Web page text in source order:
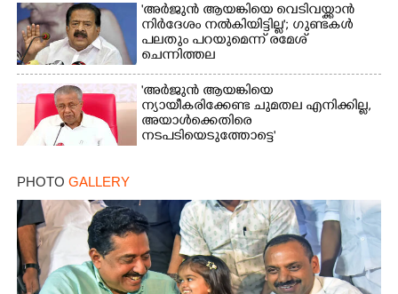
'അർജുൻ ആയങ്കിയെ വെടിവയ്ക്കാൻ
നിർദേശം നൽകിയിട്ടില്ല'; ഗുണ്ടകൾ
പലതും പറയുമെന്ന് രമേശ്
ചെന്നിത്തല
'അർജുൻ ആയങ്കിയെ
ന്യായീകരിക്കേണ്ട ചുമതല എനിക്കില്ല,
അയാൾക്കെതിരെ
നടപടിയെടുത്തോട്ടെ'
PHOTO GALLERY